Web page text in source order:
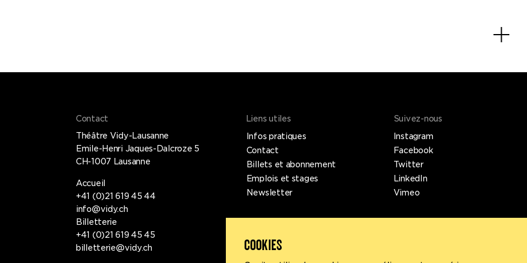
de disques. Avec
le cinéma, pour le
Vidy, elle se propose
les couches
ascétiques et
Pedroli. Et puis bien sûr
textures, du plus intime
Contact
Théâtre Vidy-Lausanne
Emile-Henri Jaques-Dalcroze 5
CH-1007 Lausanne
Accueil
+41 (0)21 619 45 44
info@vidy.ch
Billetterie
+41 (0)21 619 45 45
billetterie@vidy.ch
Liens utiles
Infos pratiques
Contact
Billets et abonnement
Emplois et stages
Newsletter
Suivez-nous
Instagram
Facebook
Twitter
LinkedIn
Vimeo
COOKIES